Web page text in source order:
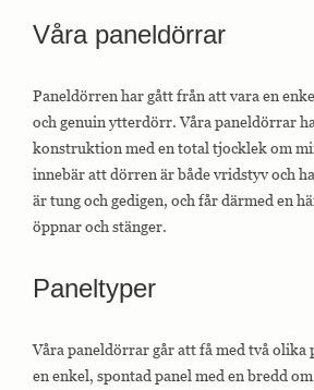
Våra paneldörrar
Paneldörren har gått från att vara en
och genuin ytterdörr. Våra paneldörrar
konstruktion med en total tjocklek om
innebär att dörren är både vridstyv och
är tung och gedigen, och får därmed en
öppnar och stänger.
Paneltyper
Våra paneldörrar går att få med två olika
en enkel, spontad panel med en bredd